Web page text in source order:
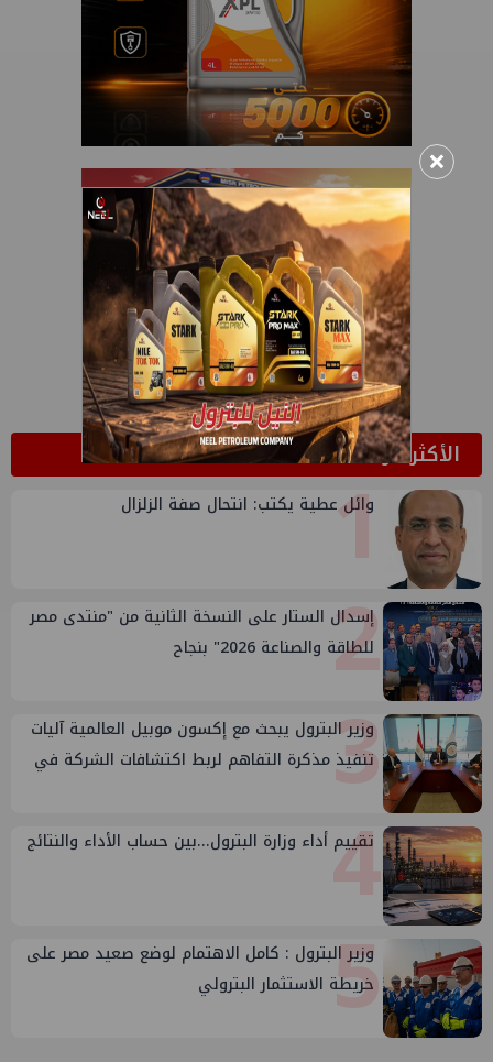
الأكثر قراءة
1
وائل عطية يكتب: انتحال صفة الزلزال
2
إسدال الستار على النسخة الثانية من "منتدى مصر
للطاقة والصناعة 2026" بنجاح
3
وزير البترول يبحث مع إكسون موبيل العالمية آليات
تنفيذ مذكرة التفاهم لربط اكتشافات الشركة في
4
تقييم أداء وزارة البترول...بين حساب الأداء والنتائج
5
وزير البترول : كامل الاهتمام لوضع صعيد مصر على
خريطة الاستثمار البترولي
×